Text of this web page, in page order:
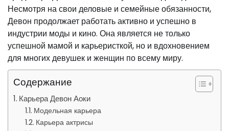
Несмотря на свои деловые и семейные обязанности,
Девон продолжает работать активно и успешно в
индустрии моды и кино. Она является не только
успешной мамой и карьеристкой, но и вдохновением
для многих девушек и женщин по всему миру.
Содержание
Карьера Девон Аоки
Модельная карьера
Карьера актрисы